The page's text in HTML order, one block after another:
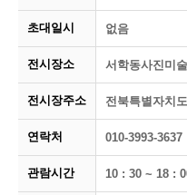
초대일시 없음
전시장소 서학동사진미
전시장주소 전북특별자치
연락처 010-3993-3637
관람시간 10 : 30 ~ 18 :